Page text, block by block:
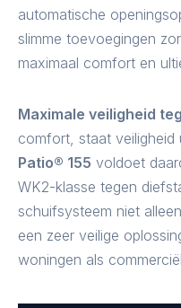
automatische
slimme toevoegingen
maximaal comfort en
Maximale veiligheid
comfort, staat veiligheid
Patio® 155 voldoet
WK2-klasse tegen
schuifsysteem niet
een zeer veilige
woningen als